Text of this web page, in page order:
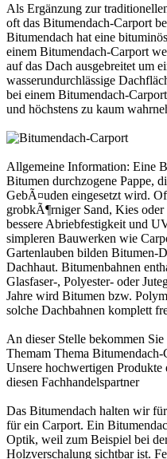
Als Ergänzung zur
oft das Bitumendach-Carport
Bitumendach hat eine
einem Bitumendach-Carport
auf das Dach ausgebreitet um
wasserundurchlässige
bei einem Bitumendach-Carport
und höchstens zu kaum
Allgemeine Information: Eine
Bitumen durchzogene Pappe,
GebÃ¤uden eingesetzt wird.
grobkÃ¶rniger Sand, Kies oder
bessere Abriebfestigkeit und
simpleren Bauwerken wie
Gartenlauben bilden Bitumen-
Dachhaut. Bitumenbahnen
Glasfaser-, Polyester- oder
Jahre wird Bitumen bzw.
solche Dachbahnen komplett
An dieser Stelle bekommen
Themam Thema Bitumendach-
Unsere hochwertigen Produkte
diesen Fachhandelspartner
Das Bitumendach halten wir
für ein Carport. Ein
Optik, weil zum Beispiel bei
Holzverschalung sichtbar ist.